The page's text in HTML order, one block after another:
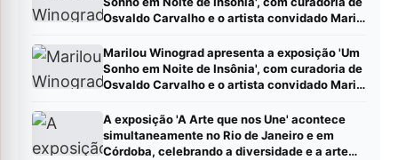
Osvaldo Carvalho e o artista convidado Mario
Marilou Winograd apresenta a exposição 'Um
Sonho em Noite de Insônia', com curadoria de
Osvaldo Carvalho e o artista convidado Mario
A exposição 'A Arte que nos Une' acontece
simultaneamente no Rio de Janeiro e em
Córdoba, celebrando a diversidade e a arte